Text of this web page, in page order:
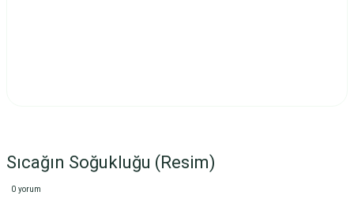
Sıcağın Soğukluğu (Resim)
0 yorum